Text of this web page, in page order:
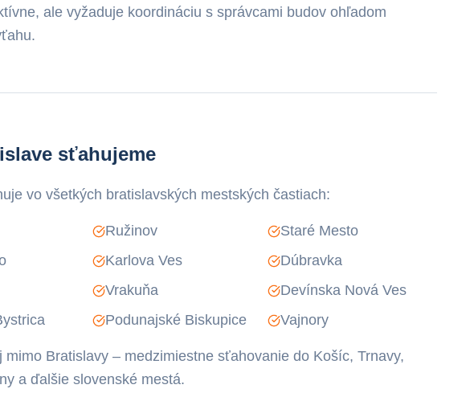
ale vyžaduje koordináciu s správcami budov ohľadom
sťahujeme
vo všetkých bratislavských mestských častiach:
Ružinov
Staré Mesto
Karlova Ves
Dúbravka
Vrakuňa
Devínska Nová Ves
Podunajské Biskupice Vajnory
mimo Bratislavy – medzimiestne sťahovanie do Košíc, Trnavy,
a ďalšie slovenské mestá.